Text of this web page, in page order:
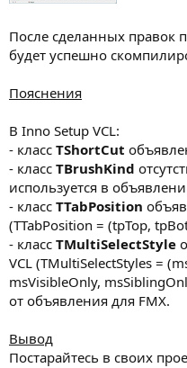
После сделанных
будет успешно
Пояснения
В Inno Setup VCL:
- класс TShortCut
- класс TBrushKind
используется в
- класс TTabPosition
(TTabPosition = (tpTop,
- класс TMultiSelectStyle
VCL (TMultiSelectStyles =
msVisibleOnly,
от объявления для FMX.
Вывод
Постарайтесь в своих